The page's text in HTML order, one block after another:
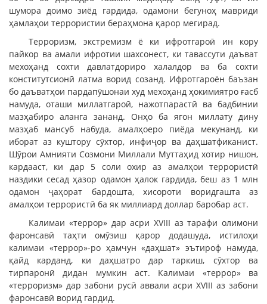
шумора доимо зиёд гардида, одамони бегуноҳ мавриди
ҳамлаҳои террористии бераҳмона қарор мегирад.
Терроризм, экстремизм ё ки ифротгароӣ ин кору
пайкор ва амали ифротии шахсонест, ки тавассути даъват
мехоҳанд сохти давлатдориро халалдор ва ба сохти
конститутсионӣ латма ворид созанд. Ифротгароён баъзан
бо даъватҳои пардапӯшонаи худ мехоҳанд ҳокимиятро ғасб
намуда, оташи миллатгароӣ, нажотпарастӣ ва бадбинии
мазҳабиро аланга зананд. Онҳо ба ягон миллату дину
мазҳаб мансуб набуда, амалҳоеро пиёда мекунанд, ки
иборат аз куштору сӯхтор, инфиҷор ва даҳшатфиканист.
Шӯрои Амнияти Созмони Миллали Муттаҳид хотир нишон,
кардааст, ки дар 5 соли охир аз амалҳои террористӣ
наздики сесад ҳазор одамон ҳалок гардида, беш аз 1 млн
одамон ҷаҳорат бардошта, хисороти воридгашта аз
амалҳои террористӣ ба як миллиард доллар баробар аст.
Калимаи «террор» дар асри ХVIII аз тарафи олимони
фаронсавӣ таҳти омӯзиш қарор додашуда, истилоҳи
калимаи «террор»-ро ҳамчун «даҳшат» эътироф намуда,
қайд карданд, ки даҳшатро дар таркиш, сӯхтор ва
тирпаронӣ дидан мумкин аст. Калимаи «террор» ва
«терроризм» дар забони русӣ аввали асри ХVIII аз забони
фаронсавӣ ворид гардид.